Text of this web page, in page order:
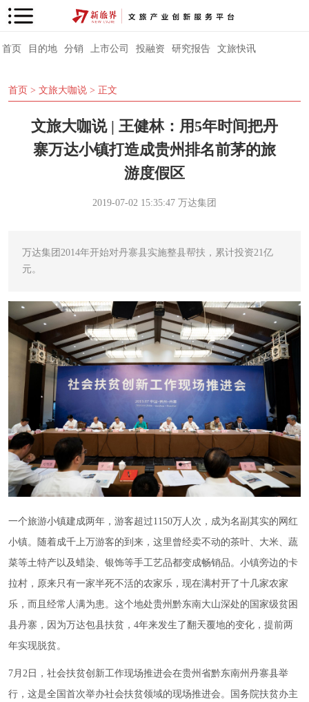
首页 目的地 分销 上市公司 投融资 研究报告 文旅快讯
首页 > 文旅大咖说 > 正文
文旅大咖说 | 王健林：用5年时间把丹
寨万达小镇打造成贵州排名前茅的旅
游度假区
2019-07-02 15:35:47 万达集团
万达集团2014年开始对丹寨县实施整县帮扶，累计投资21亿
元。
一个旅游小镇建成两年，游客超过1150万人次，成为名副其实的网红
小镇。随着成千上万游客的到来，这里曾经卖不动的茶叶、大米、蔬
菜等土特产以及蜡染、银饰等手工艺品都变成畅销品。小镇旁边的卡
拉村，原来只有一家半死不活的农家乐，现在满村开了十几家农家
乐，而且经常人满为患。这个地处贵州黔东南大山深处的国家级贫困
县丹寨，因为万达包县扶贫，4年来发生了翻天覆地的变化，提前两
年实现脱贫。
7月2日，社会扶贫创新工作现场推进会在贵州省黔东南州丹寨县举
行，这是全国首次举办社会扶贫领域的现场推进会。国务院扶贫办主